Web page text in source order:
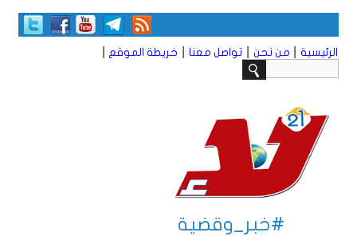
الرئيسية من نحن تواصل معنا خريطة الموقع
#خبر_وقضية